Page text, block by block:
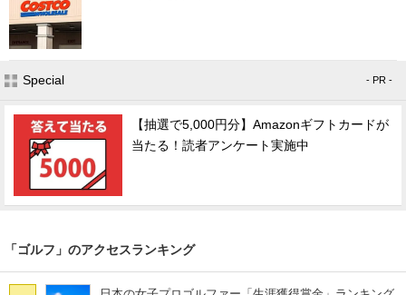
Special - PR -
【抽選で5,000円分】Amazonギフトカードが
当たる！読者アンケート実施中
「ゴルフ」のアクセスランキング